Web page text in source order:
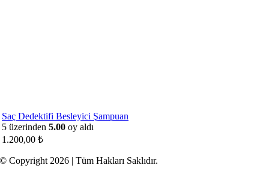
Saç Dedektifi Besleyici Şampuan
5 üzerinden 5.00 oy aldı
1.200,00 ₺
© Copyright 2026 | Tüm Hakları Saklıdır.